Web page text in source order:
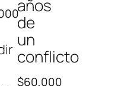
años
de
un
conflicto
$60,000